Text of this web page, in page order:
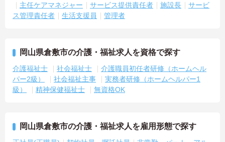
主任ケアマネジャー
サービス提供責任者 施設長
サービ
ス管理責任者
生活支援員 管理者
岡山県倉敷市の介護・福祉求人を資格で探す
介護福祉士 社会福祉士
介護職員初任者研修（ホームヘル
パー2級）
社会福祉主事
実務者研修（ホームヘルパー1
級）
精神保健福祉士 無資格OK
岡山県倉敷市の介護・福祉求人を雇用形態で探す